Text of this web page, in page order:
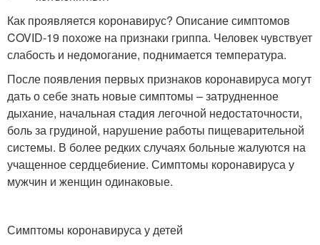
Как проявляется коронавирус? Описание симптомов
COVID-19 похоже на признаки гриппа. Человек чувствует
слабость и недомогание, поднимается температура.
После появления первых признаков коронавируса могут
дать о себе знать новые симптомы – затрудненное
дыхание, начальная стадия легочной недостаточности,
боль за грудиной, нарушение работы пищеварительной
системы. В более редких случаях больные жалуются на
учащенное сердцебиение. Симптомы коронавируса у
мужчин и женщин одинаковые.
Симптомы коронавируса у детей